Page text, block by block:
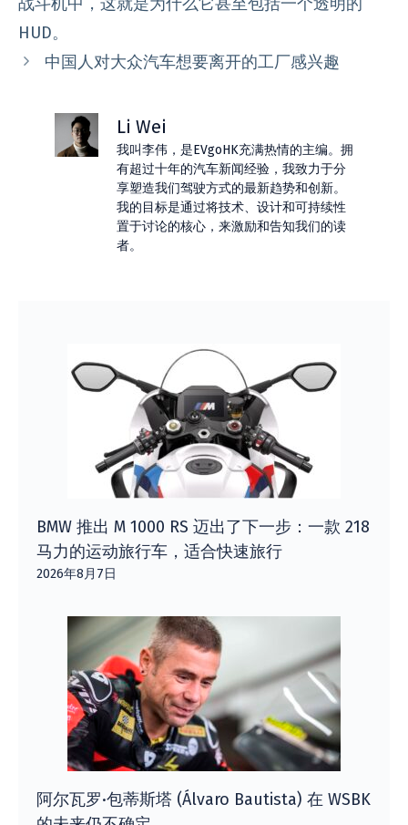
HUD。
中国人对大众汽车想要离开的工厂感兴趣
Li Wei
我叫李伟，是EVgoHK充满热情的主编。拥
有超过十年的汽车新闻经验，我致力于分
享塑造我们驾驶方式的最新趋势和创新。
我的目标是通过将技术、设计和可持续性
置于讨论的核心，来激励和告知我们的读
者。
BMW 推出 M 1000 RS 迈出了下一步：一款 218
马力的运动旅行车，适合快速旅行
2026年8月7日
阿尔瓦罗·包蒂斯塔 (Álvaro Bautista) 在 WSBK